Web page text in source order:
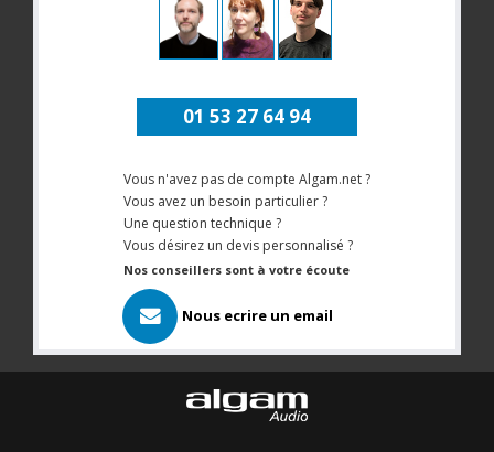
01 53 27 64 94
Vous n'avez pas de compte Algam.net ?
Vous avez un besoin particulier ?
Une question technique ?
Vous désirez un devis personnalisé ?
Nos conseillers sont à votre écoute
Nous ecrire un email